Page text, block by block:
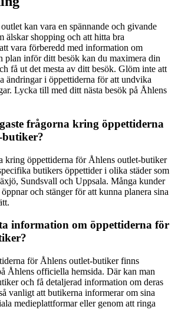
kan vara en spännande och givande
älskar shopping och att hitta bra
vara förberedd med information om
plan inför ditt besök kan du maximera din
få ut det mesta av ditt besök. Glöm inte att
ändringar i öppettiderna för att undvika
Lycka till med ditt nästa besök på Åhlens
frågorna kring öppettiderna
butiker?
kring öppettiderna för Åhlens outlet-butiker
butikers öppettider i olika städer som
Sundsvall och Uppsala. Många kunder
och stänger för att kunna planera sina
information om öppettiderna för
för Åhlens outlet-butiker finns
Åhlens officiella hemsida. Där kan man
och få detaljerad information om deras
vanligt att butikerna informerar om sina
medieplattformar eller genom att ringa